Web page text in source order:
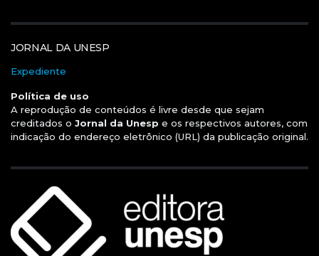
JORNAL DA UNESP
Expediente
Política de uso
A reprodução de conteúdos é livre desde que sejam
creditados o Jornal da Unesp e os respectivos autores, com
indicação do endereço eletrônico (URL) da publicação original.